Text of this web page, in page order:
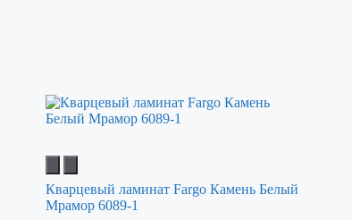
Кварцевый ламинат Fargo Камень Белый
Мрамор 6089-1